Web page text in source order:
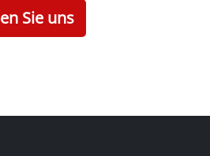
Sie uns